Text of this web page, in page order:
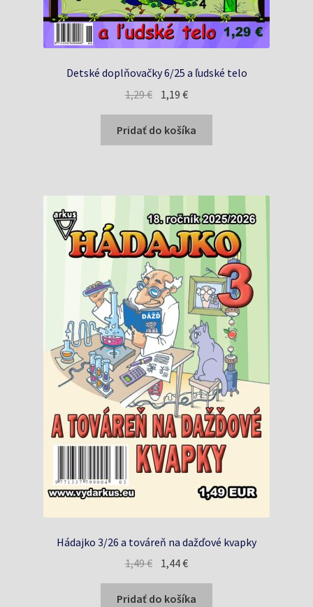
Detské doplňovačky 6/25 a ľudské telo
1,29€ Pôvodná
bola:
1,29 €.
1,19€Aktuálna
je:
1,19 €.
Pridať do košíka
Hádajko 3/26 a továreň na dažďové kvapky
1,49€ Pôvodná
cena
bola:
1,44€Aktuálna
cena
je:
Pridať do košíka